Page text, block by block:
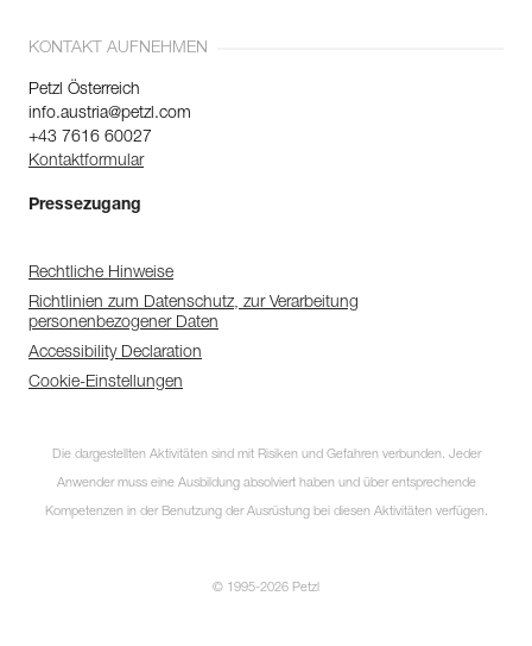
KONTAKT AUFNEHMEN
Petzl Österreich
info.austria@petzl.com
+43 7616 60027
Kontaktformular
Pressezugang
Rechtliche Hinweise
Richtlinien zum Datenschutz, zur Verarbeitung
personenbezogener Daten
Accessibility Declaration
Cookie-Einstellungen
Die dargestellten Aktivitäten sind mit Risiken und Gefahren verbunden. Jeder
Anwender muss eine Ausbildung absolviert haben und über entsprechende
Kompetenzen in der Benutzung der Ausrüstung bei diesen Aktivitäten verfügen.
© 1995-2026 Petzl